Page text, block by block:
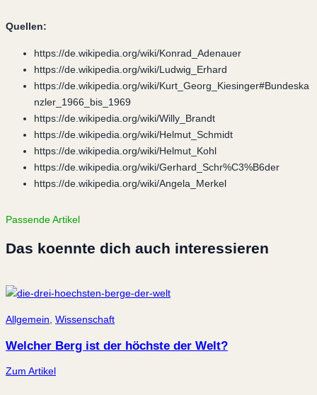
Quellen:
https://de.wikipedia.org/wiki/Konrad_Adenauer
https://de.wikipedia.org/wiki/Ludwig_Erhard
https://de.wikipedia.org/wiki/Kurt_Georg_Kiesinger#Bundeska
nzler_1966_bis_1969
https://de.wikipedia.org/wiki/Willy_Brandt
https://de.wikipedia.org/wiki/Helmut_Schmidt
https://de.wikipedia.org/wiki/Helmut_Kohl
https://de.wikipedia.org/wiki/Gerhard_Schr%C3%B6der
https://de.wikipedia.org/wiki/Angela_Merkel
Passende Artikel
Das koennte dich auch interessieren
Allgemein Wissenschaft
Welcher Berg ist der höchste der Welt?
Zum Artikel